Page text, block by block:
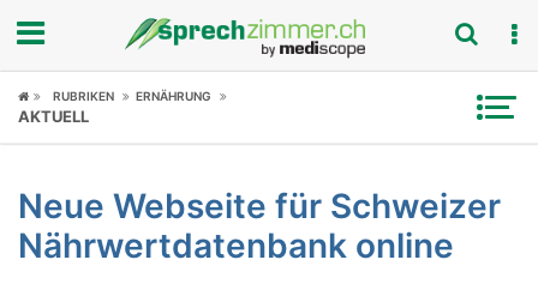
Fokus
Symptome
RUBRIKEN ERNÄHRUNG
AKTUELL
Neue Webseite für Schweizer
Nährwertdatenbank online